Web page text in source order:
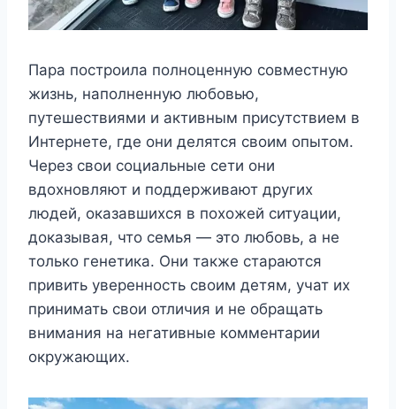
Пара построила полноценную совместную
жизнь, наполненную любовью,
путешествиями и активным присутствием в
Интернете, где они делятся своим опытом.
Через свои социальные сети они
вдохновляют и поддерживают других
людей, оказавшихся в похожей ситуации,
доказывая, что семья — это любовь, а не
только генетика. Они также стараются
привить уверенность своим детям, учат их
принимать свои отличия и не обращать
внимания на негативные комментарии
окружающих.